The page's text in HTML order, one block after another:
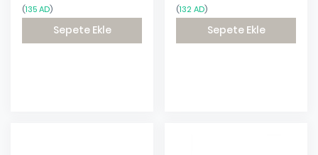
(135 AD)
Sepete Ekle
(132 AD)
Sepete Ekle